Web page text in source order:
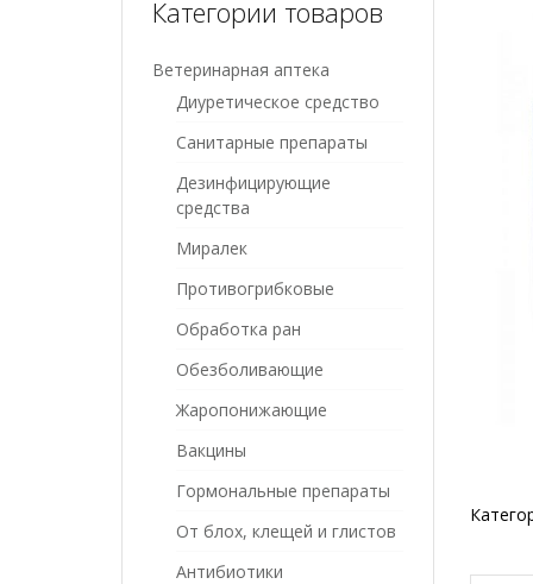
Категории товаров
Ветеринарная аптека
Диуретическое средство
Санитарные препараты
Дезинфицирующие
средства
Миралек
Противогрибковые
Обработка ран
Обезболивающие
Жаропонижающие
Вакцины
Гормональные препараты
От блох, клещей и глистов
Антибиотики